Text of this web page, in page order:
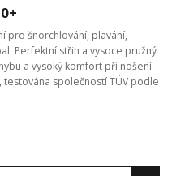
pro šnorchlování, plavání,
Perfektní střih a vysoce pružný
a vysoký komfort při nošení.
testována společností TÜV podle